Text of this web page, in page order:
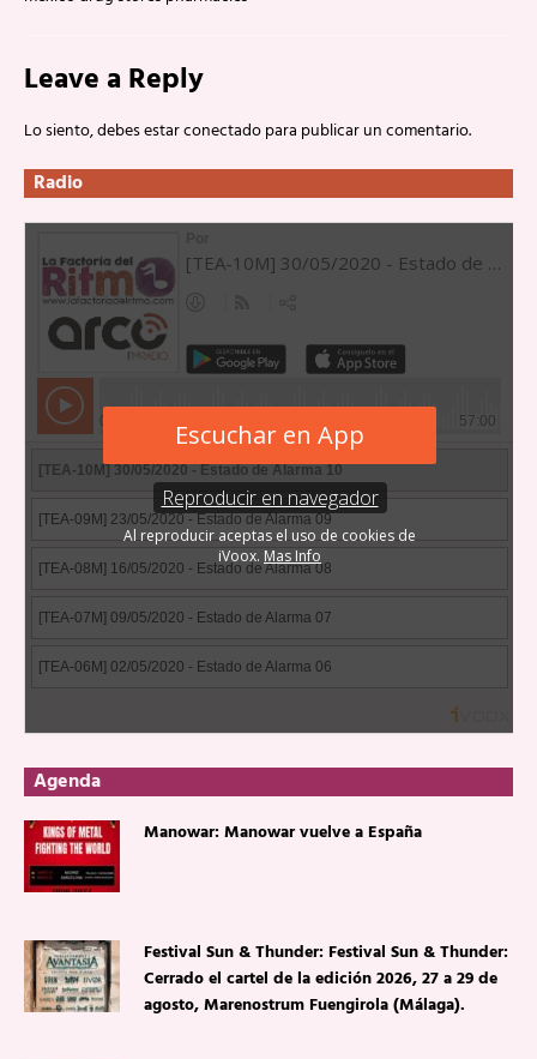
Leave a Reply
Lo siento, debes estarconectadopara publicar un comentario.
Radio
Agenda
Manowar: Manowar vuelve a España
Festival Sun & Thunder: Festival Sun & Thunder:
Cerrado el cartel de la edición 2026, 27 a 29 de
agosto, Marenostrum Fuengirola (Málaga).